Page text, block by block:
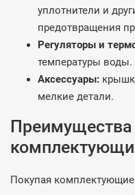
уплотнители и
предотвращения
Регуляторы и
температуры воды.
Аксессуары:
мелкие детали.
Преимущества
Покупая